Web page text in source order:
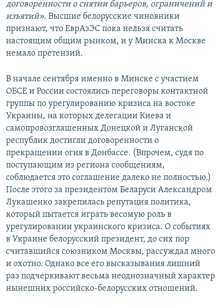
договоренности о снятии барьеров, ограничений и
изъятий». Высшие белорусские чиновники
признают, что ЕврАзЭС пока нельзя считать
настоящим общим рынком, и у Минска к Москве
немало претензий.
В начале сентября именно в Минске с участием
ОБСЕ и России состоялись переговоры контактной
группы по урегулированию кризиса на востоке
Украины, на которых делегации Киева и
самопровозглашенных Донецкой и Луганской
республик достигли договоренности о
прекращении огня в Донбассе. (Впрочем, судя по
поступающим из региона сообщениям,
соблюдается это соглашение далеко не полностью.)
После этого за президентом Беларуси Александром
Лукашенко закрепилась репутация политика,
который пытается играть весомую роль в
урегулировании украинского кризиса. О событиях
в Украине белорусский президент, до сих пор
считавшийся союзником Москвы, рассуждал много
и охотно. Однако все его высказывания лишний
раз подчеркивают весьма неоднозначный характер
нынешних российско-белорусских отношений.